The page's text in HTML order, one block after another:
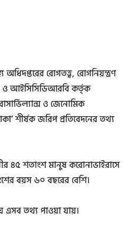
রোগতত্ত্ব, রোগনিয়ন্ত্রণ
ও আইসিসিডিআরবি কর্তৃক
ও জেনোমিক
শীর্ষক জরিপ প্রতিবেদনের তথ্য
৪৫ শতাংশ মানুষ করোনাভাইরাসে
বয়স ৬০ বছরের বেশি।
এসব তথ্য পাওয়া যায়।